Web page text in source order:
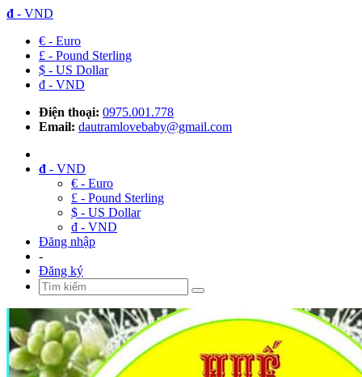
đ - VND
€ - Euro
£ - Pound Sterling
$ - US Dollar
đ - VND
Điện thoại: 0975.001.778
Email: dautramlovebaby@gmail.com
đ - VND
€ - Euro
£ - Pound Sterling
$ - US Dollar
đ - VND
Đăng nhập
-
Đăng ký